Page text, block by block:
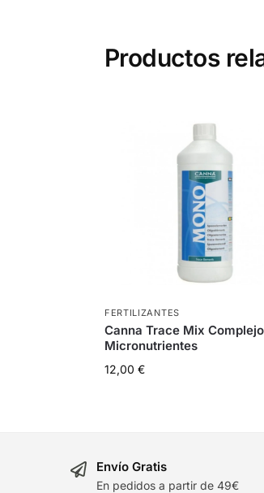
Productos
FERTILIZANTES
Canna Trace Mix
Micronutrientes
12,00 €
Envío Gratis
En pedidos a partir de 49€